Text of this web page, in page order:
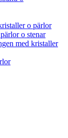
o pärlor
o stenar
med kristaller